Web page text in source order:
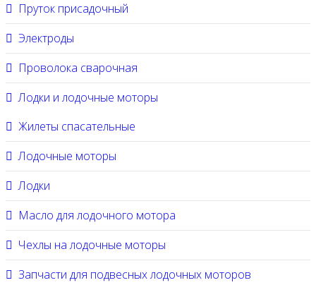
Пруток присадочный
Электроды
Проволока сварочная
Лодки и лодочные моторы
Жилеты спасательные
Лодочные моторы
Лодки
Масло для лодочного мотора
Чехлы на лодочные моторы
Запчасти для подвесных лодочных моторов